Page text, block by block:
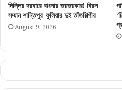
দিল্লির দরবারে বাংলার জয়জয়কার! বিরল
সম্মান শান্তিপুর-ফুলিয়ার দুই তাঁতশিল্পীর
August 9, 2026